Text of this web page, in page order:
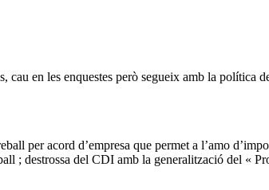
en les enquestes però segueix amb la política
per acord d’empresa que permet a l’amo
; destrossa del CDI amb la generalització del «